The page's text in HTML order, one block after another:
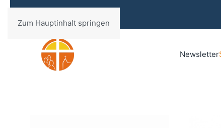
Zum Hauptinhalt springen
Newsletter